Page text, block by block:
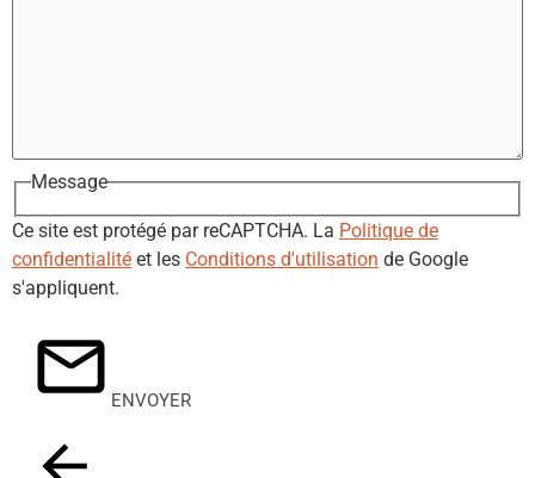
Message
Ce site est protégé par reCAPTCHA. La Politique de
confidentialité et les Conditions d'utilisation de Google
s'appliquent.
ENVOYER